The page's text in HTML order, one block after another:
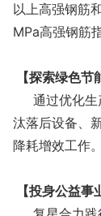
以上高强钢筋
MPa高强钢筋
【探索绿色节
通过优化生
汰落后设备、
降耗增效工作。
【投身公益事